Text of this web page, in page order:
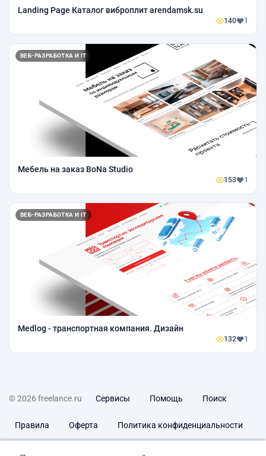
Landing Page Каталог виброплит arendamsk.su
140 1
ВЕБ-РАЗРАБОТКА И IT
Мебель на заказ BoNa Studio
153 1
ВЕБ-РАЗРАБОТКА И IT
Medlog - транспортная компания. Дизайн
132 1
© 2026 freelance.ru Сервисы Помощь Поиск
Правила Оферта Политика конфиденциальности